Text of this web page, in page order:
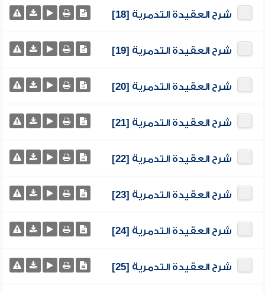
شرح العقيدة التدمرية [18]
شرح العقيدة التدمرية [19]
شرح العقيدة التدمرية [20]
شرح العقيدة التدمرية [21]
شرح العقيدة التدمرية [22]
شرح العقيدة التدمرية [23]
شرح العقيدة التدمرية [24]
شرح العقيدة التدمرية [25]